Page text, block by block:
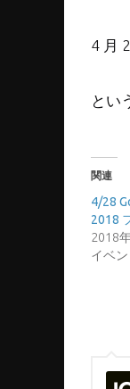
4 月
とい
関連
4/28
2018
2018
イベン